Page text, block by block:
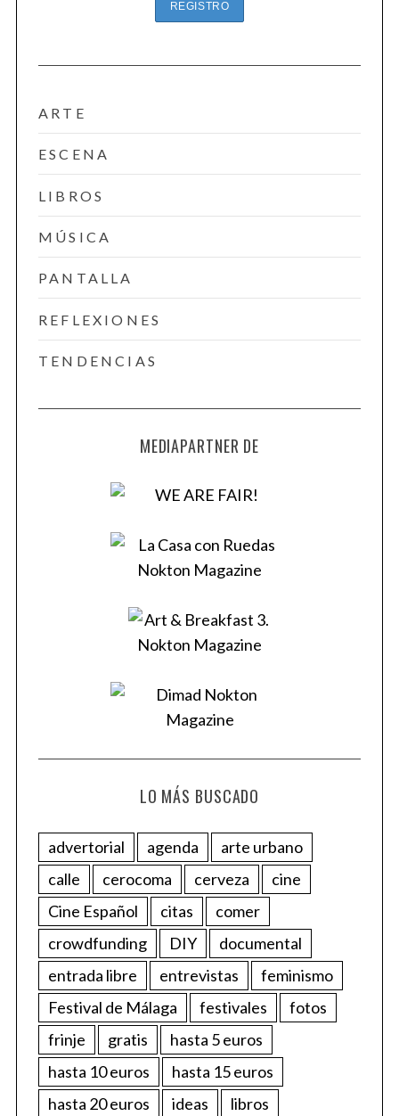
ARTE
ESCENA
LIBROS
MÚSICA
PANTALLA
REFLEXIONES
TENDENCIAS
MEDIAPARTNER DE
LO MÁS BUSCADO
advertorial agenda
arte urbano
calle
cerocoma cerveza
cine
Cine Español
citas
comer
crowdfunding
DIY
documental
entrada libre
entrevistas
feminismo
Festival de Málaga
festivales
fotos
frinje
gratis
hasta 5 euros
hasta 10 euros
hasta 15 euros
hasta 20 euros
ideas
libros